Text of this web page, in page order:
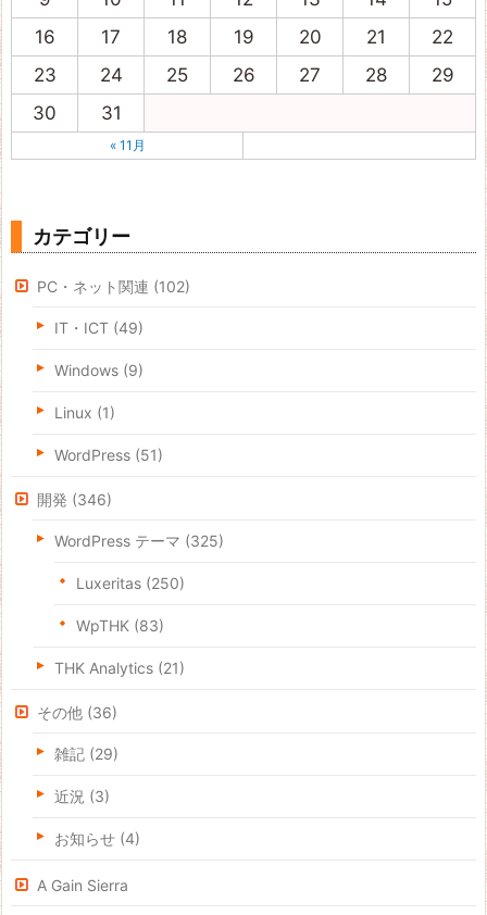
16
17 18 19 20 21
22
23
24 25 26 27 28
29
30
31
« 11月
カテゴリー
PC・ネット関連 (102)
IT・ICT (49)
Windows (9)
Linux (1)
WordPress (51)
開発 (346)
WordPress テーマ (325)
Luxeritas (250)
WpTHK (83)
THK Analytics (21)
その他 (36)
雑記 (29)
近況 (3)
お知らせ (4)
A Gain Sierra